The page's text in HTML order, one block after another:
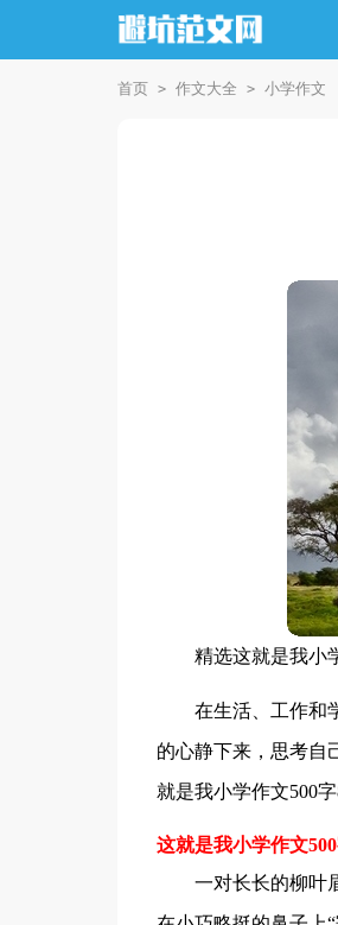
首页 > 作文大全 > 小学作文
精选这就是我小
在生活、工作和
的心静下来，思考自
就是我小学作文500
这就是我小学作文
一对长长的柳叶